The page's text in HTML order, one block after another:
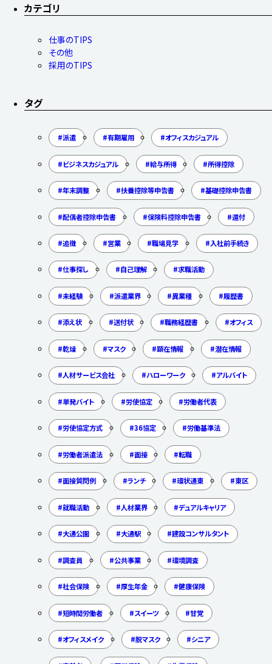
カテゴリ
仕事のTIPS
その他
採用のTIPS
タグ
派遣 有期雇用 オフィスカジュアル
ビジネスカジュアル 給与所得 所得控除
年末調整 扶養控除等申告書 基礎控除申告書
配偶者控除申告書 保険料控除申告書 還付
追徴 営業 職場見学 入社前手続き
仕事探し 自己理解 求職活動
未経験 派遣業界 異業種 履歴書
添え状 送付状 職務経歴書 オフィス
乾燥 マスク 顕在情報 潜在情報
人材サービス会社 ハローワーク アルバイト
単発バイト 労使協定 労働者代表
労使協定方式 36協定 労働基準法
労働者派遣法 面接 転職
面接質問例 ランチ 環状通東 東区
就職活動 人材業界 デュアルキャリア
大通公園 大通駅 建設コンサルタント
調査員 公共事業 環境調査
社会保険 厚生年金 健康保険
短時間労働者 スイーツ 甘党
オフィスメイク 脱マスク シニア